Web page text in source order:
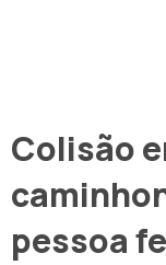
Colisão
pessoa